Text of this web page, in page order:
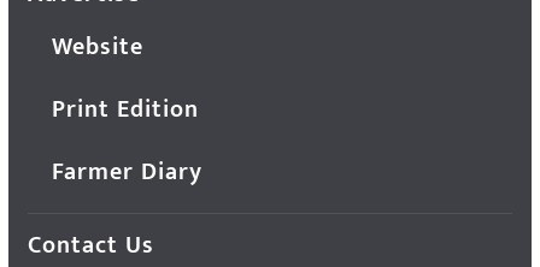
Website
Print Edition
Farmer Diary
Contact Us